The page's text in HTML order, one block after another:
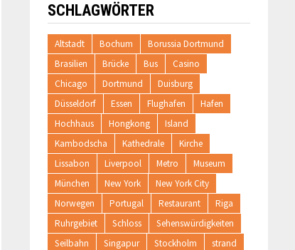
SCHLAGWÖRTER
Altstadt Bochum
Borussia Dortmund
Brasilien
Brücke Bus
Casino
Chicago
Dortmund
Duisburg
Düsseldorf
Essen Flughafen
Hafen
Hochhaus
Hongkong
Island
Kambodscha
Kathedrale
Kirche
Lissabon
Liverpool Metro
Museum
München
New York
New York City
Norwegen
Portugal Restaurant
Riga
Ruhrgebiet
Schloss
Sehenswürdigkeiten
Seilbahn
Singapur Stockholm
strand